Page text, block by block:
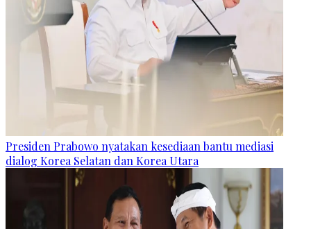
Presiden Prabowo nyatakan kesediaan bantu mediasi
dialog Korea Selatan dan Korea Utara